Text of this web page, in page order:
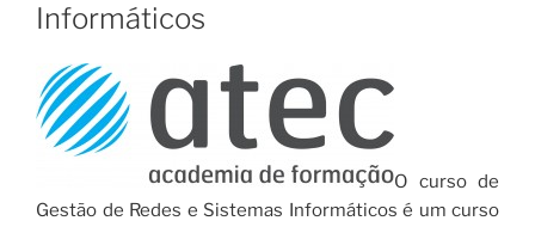
Informáticos
O curso de
Gestão de Redes e Sistemas Informáticos é um curso